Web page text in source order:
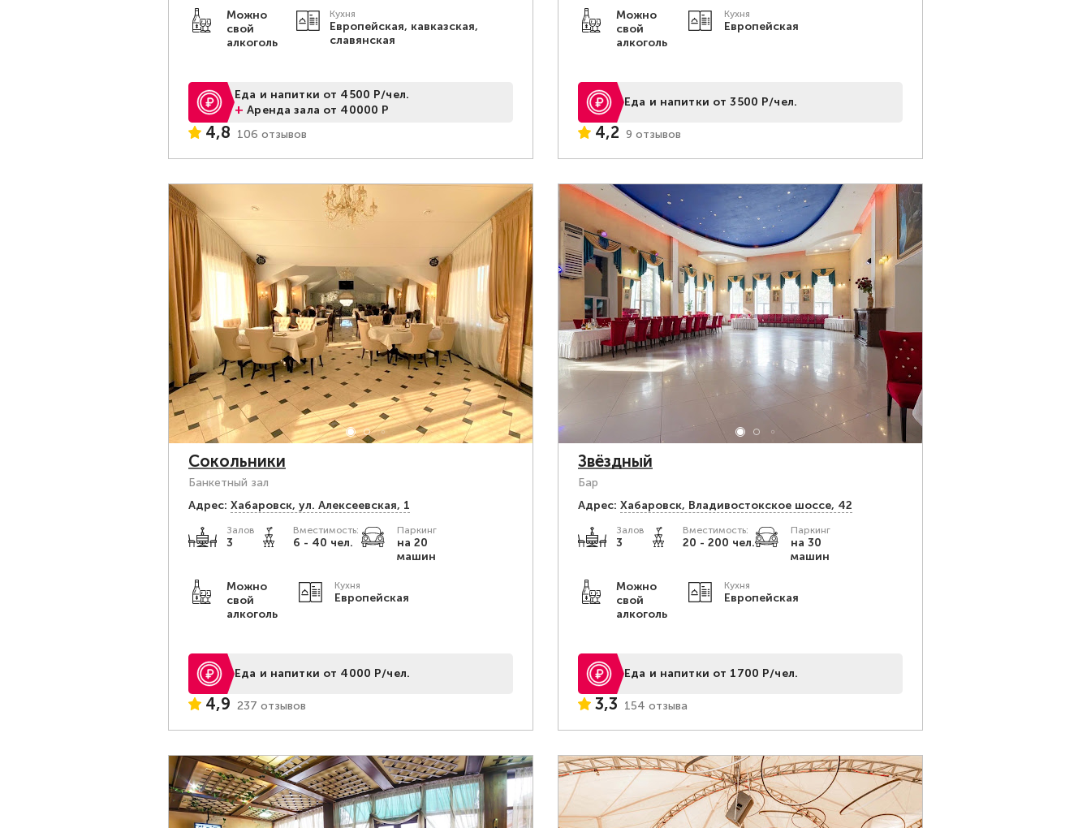
Можно
свой
алкоголь
Кухня
Европейская, кавказская,
славянская
Еда и напитки от 4500 Р/чел.
+Аренда зала от 40000 Р
4,8 106 отзывов
Можно
свой
алкоголь
Кухня
Европейская
Еда и напитки от 3500 Р/чел.
4,2 9 отзывов
Сокольники
Банкетный зал
Адрес: Хабаровск, ул. Алексеевская, 1
Залов
3
Вместимость:
6 - 40 чел.
Паркинг
на 20
машин
Можно
свой
алкоголь
Кухня
Европейская
Еда и напитки от 4000 Р/чел.
4,9 237 отзывов
Звёздный
Бар
Адрес: Хабаровск, Владивостокское шоссе, 42
Залов
3
Вместимость:
20 - 200 чел.
Паркинг
на 30
машин
Можно
свой
алкоголь
Кухня
Европейская
Еда и напитки от 1700 Р/чел.
3,3 154 отзыва